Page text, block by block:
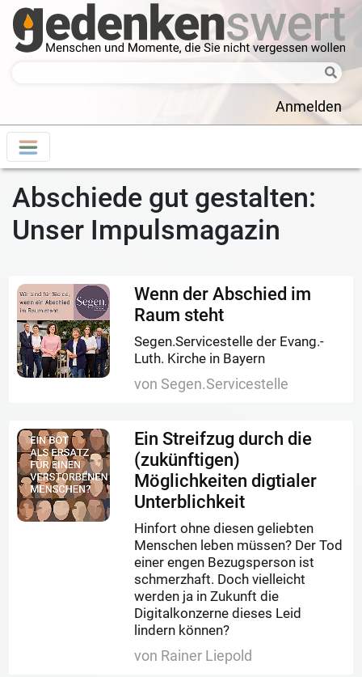
Anmelden
Abschiede gut gestalten:
Unser Impulsmagazin
Wenn der Abschied im
Raum steht
Segen.Servicestelle der Evang.-
Luth. Kirche in Bayern
von Segen.Servicestelle
Ein Streifzug durch die
(zukünftigen)
Möglichkeiten digtialer
Unterblichkeit
Hinfort ohne diesen geliebten
Menschen leben müssen? Der Tod
einer engen Bezugsperson ist
schmerzhaft. Doch vielleicht
werden ja in Zukunft die
Digitalkonzerne dieses Leid
lindern können?
von Rainer Liepold